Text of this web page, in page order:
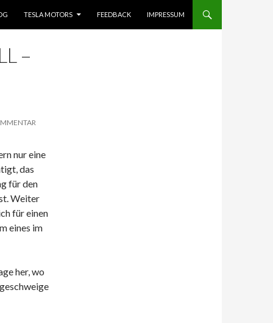
TESLA MOTORS FEEDBACK IMPRESSUM
–
nur eine
das
für den
Weiter
für einen
eines im
her, wo